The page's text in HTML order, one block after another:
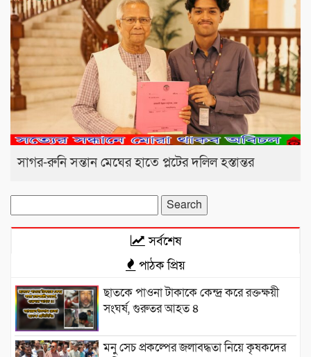
সাগর-রুনি সন্তান মেঘের হাতে প্লটের দলিল হস্তান্তর
for:
সর্বশেষ
পাঠক প্রিয়
‎​ছাতকে পাওনা টাকাকে কেন্দ্র করে রক্তক্ষয়ী
সংঘর্ষ, গুরুতর আহত ৪
মনু সেচ প্রকল্পের জলাবদ্ধতা নিয়ে কৃষকদের